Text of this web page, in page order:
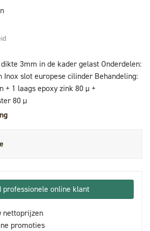
+ 1 laags epoxy zink 80 µ +
80 µ
professionele online klant
nettoprijzen
promoties